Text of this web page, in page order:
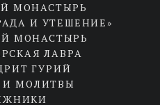
МОНАСТЫРЬ
И УТЕШЕНИЕ»
МОНАСТЫРЬ
ЛАВРА
ГУРИЙ
МОЛИТВЫ